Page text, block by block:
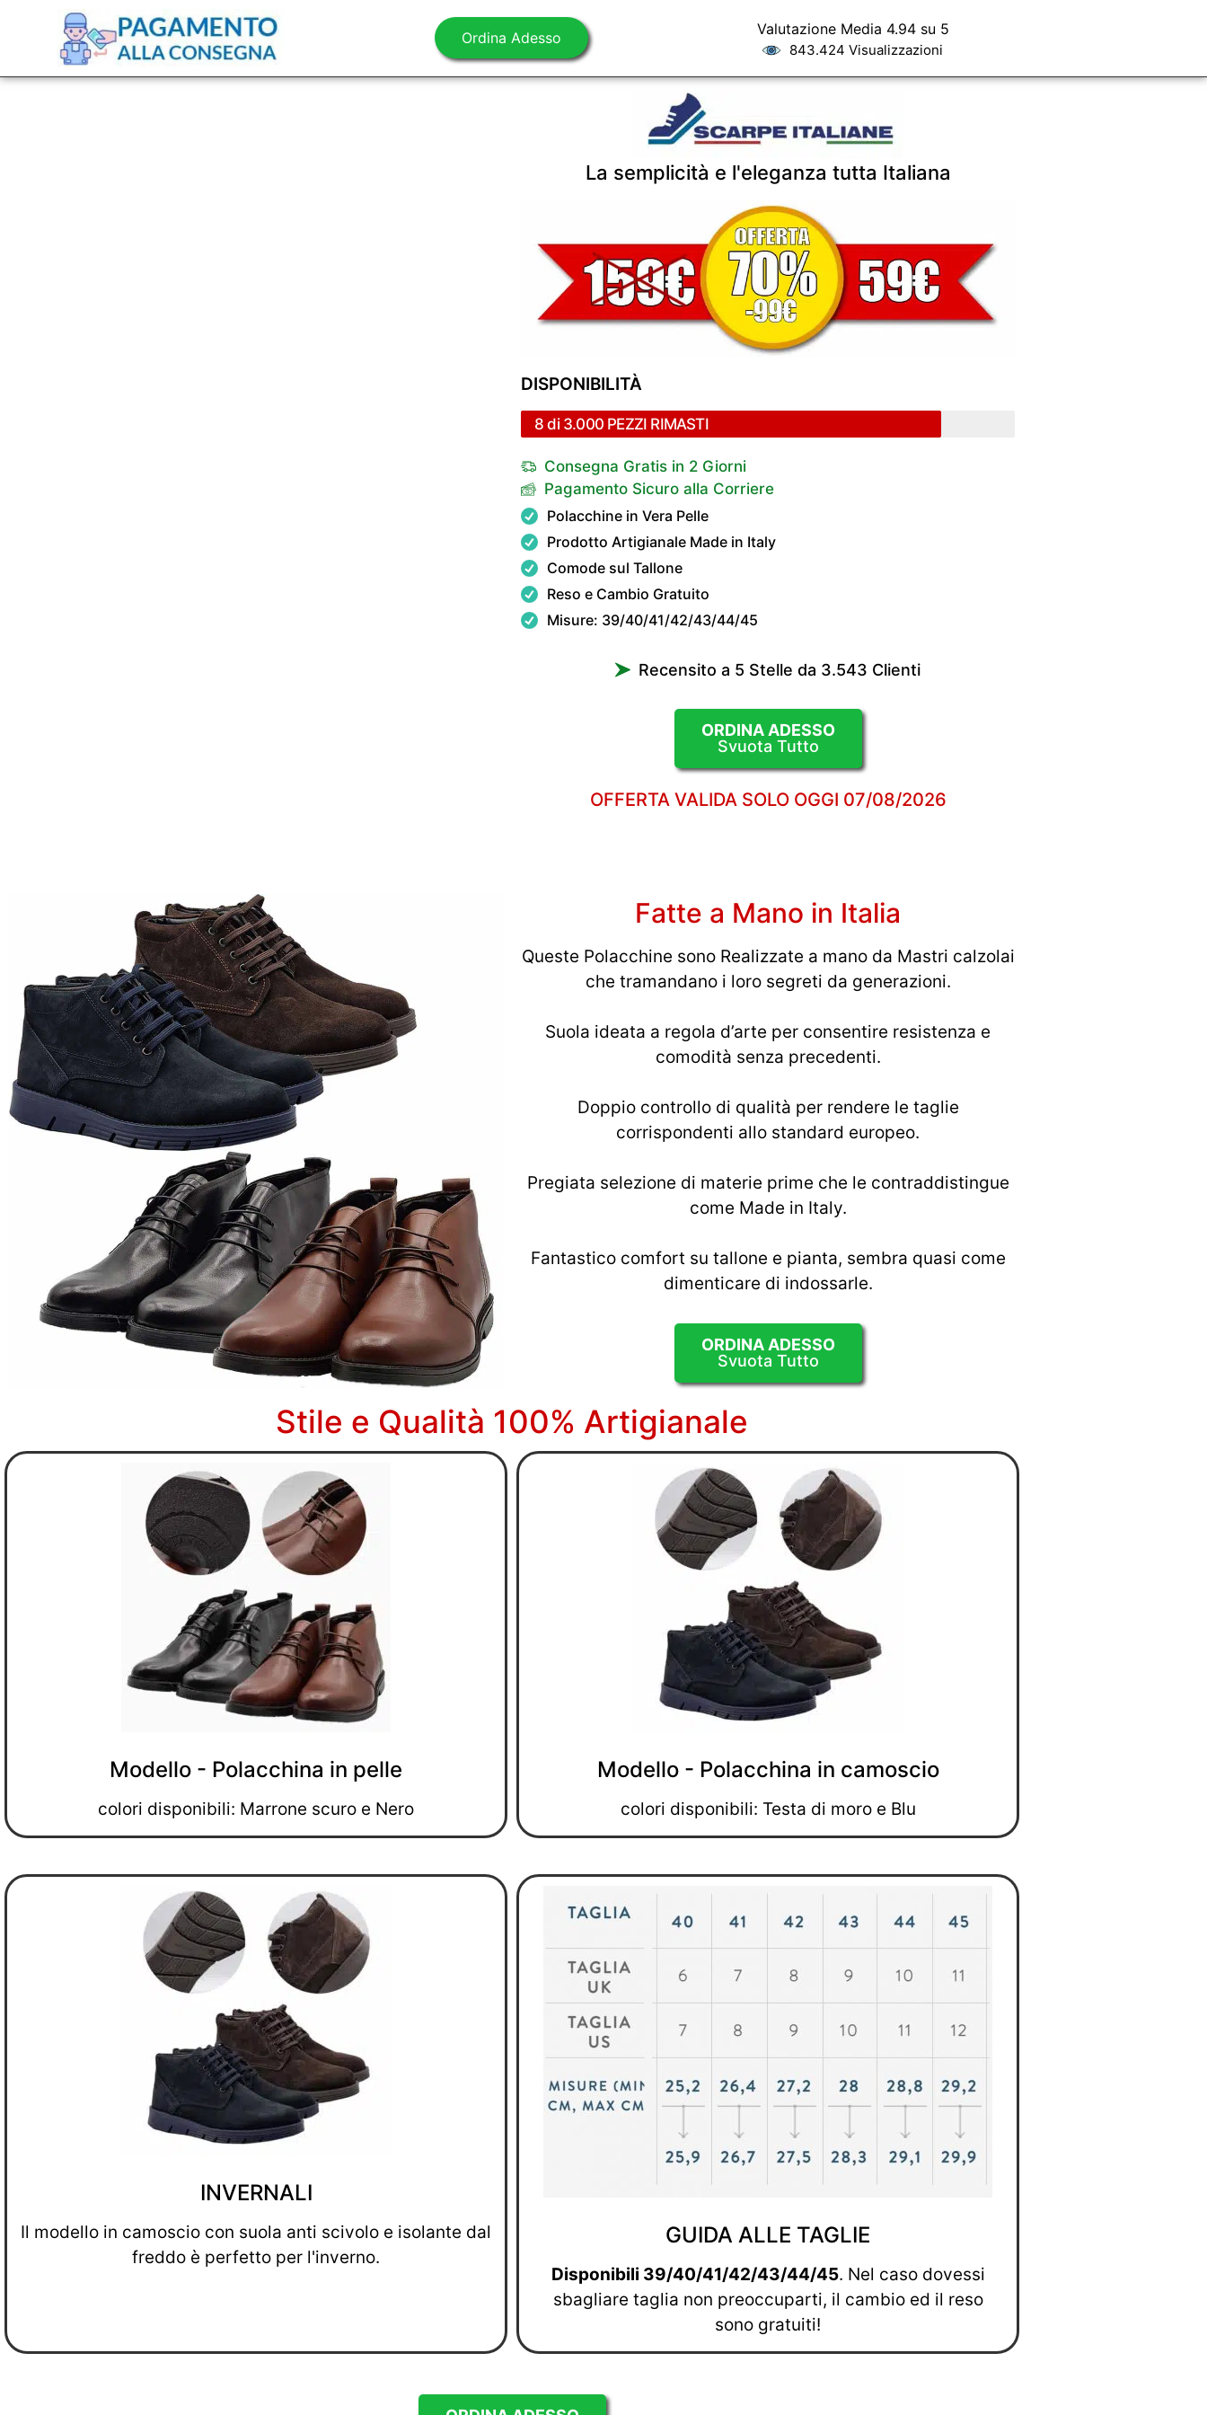
Ordina Adesso Valutazione Media 4.94 su 5
843.424 Visualizzazioni
La semplicità e l'eleganza tutta Italiana
DISPONIBILITÀ
8 di 3.000 PEZZI RIMASTI
Consegna Gratis in 2 Giorni
Pagamento Sicuro alla Corriere
Polacchine in Vera Pelle
Prodotto Artigianale Made in Italy
Comode sul Tallone
Reso e Cambio Gratuito
Misure: 39/40/41/42/43/44/45
Recensito a 5 Stelle da 3.543 Clienti
ORDINA ADESSO
Svuota Tutto
OFFERTA VALIDA SOLO OGGI 07/08/2026
Fatte a Mano in Italia
Queste Polacchine sono Realizzate a mano da Mastri calzolai
che tramandano i loro segreti da generazioni.
Suola ideata a regola d’arte per consentire resistenza e
comodità senza precedenti.
Doppio controllo di qualità per rendere le taglie
corrispondenti allo standard europeo.
Pregiata selezione di materie prime che le contraddistingue
come Made in Italy.
Fantastico comfort su tallone e pianta, sembra quasi come
dimenticare di indossarle.
ORDINA ADESSO
Svuota Tutto
Stile e Qualità 100% Artigianale
Modello - Polacchina in pelle
colori disponibili: Marrone scuro e Nero
Modello - Polacchina in camoscio
colori disponibili: Testa di moro e Blu
INVERNALI
Il modello in camoscio con suola anti scivolo e isolante dal
freddo è perfetto per l'inverno.
GUIDA ALLE TAGLIE
Disponibili 39/40/41/42/43/44/45. Nel caso dovessi
sbagliare taglia non preoccuparti, il cambio ed il reso
sono gratuiti!